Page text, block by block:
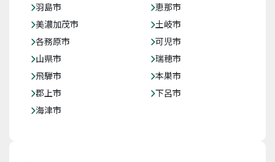
羽島市
恵那市
美濃加茂市
土岐市
各務原市
可児市
山県市
瑞穂市
飛騨市
本巣市
郡上市
下呂市
海津市